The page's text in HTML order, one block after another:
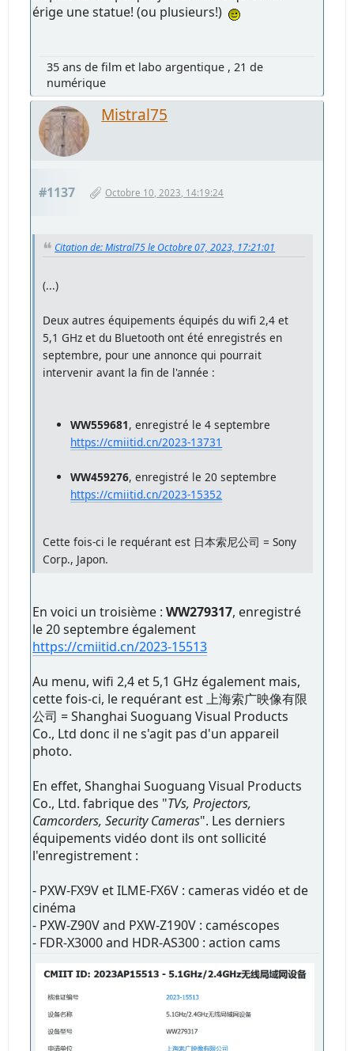
érige une statue! (ou plusieurs!)
35 ans de film et labo argentique , 21 de
numérique
Mistral75
#1137 Octobre 10, 2023, 14:19:24
Citation de: Mistral75 le Octobre 07, 2023, 17:21:01
(...)
Deux autres équipements équipés du wifi 2,4 et
5,1 GHz et du Bluetooth ont été enregistrés en
septembre, pour une annonce qui pourrait
intervenir avant la fin de l'année :
WW559681, enregistré le 4 septembre
https://cmiitid.cn/2023-13731
WW459276, enregistré le 20 septembre
https://cmiitid.cn/2023-15352
Cette fois-ci le requérant est 日本索尼公司 = Sony
Corp., Japon.
En voici un troisième :WW279317, enregistré
le 20 septembre également
https://cmiitid.cn/2023-15513
Au menu, wifi 2,4 et 5,1 GHz également mais,
cette fois-ci, le requérant est 上海索广映像有限
公司 = Shanghai Suoguang Visual Products
Co., Ltd donc il ne s'agit pas d'un appareil
photo.
En effet, Shanghai Suoguang Visual Products
Co., Ltd. fabrique des "TVs, Projectors,
Camcorders, Security Cameras". Les derniers
équipements vidéo dont ils ont sollicité
l'enregistrement :
- PXW-FX9V et ILME-FX6V : cameras vidéo et de
cinéma
- PXW-Z90V and PXW-Z190V : caméscopes
- FDR-X3000 and HDR-AS300 : action cams